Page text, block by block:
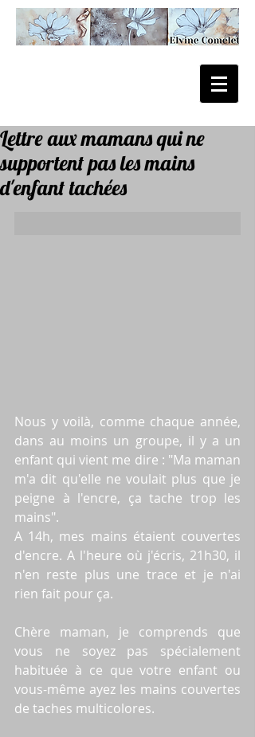
Lettre aux mamans qui ne
supportent pas les mains
d'enfant tachées
Nous y voilà, comme chaque année,
dans au moins un groupe, il y a un
enfant qui vient me dire : "Ma maman
m'a dit qu'elle ne voulait plus que je
peigne à l'encre, ça tache trop les
mains".
A 14h, mes mains étaient couvertes
d'encre. A l'heure où j'écris, 21h30, il
n'en reste plus une trace et je n'ai
rien fait pour ça.
Chère maman, je comprends que
vous ne soyez pas spécialement
habituée à ce que votre enfant ou
vous-même ayez les mains couvertes
de taches multicolores.